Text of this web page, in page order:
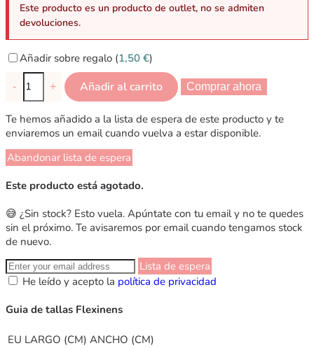
Este producto es un producto de outlet, no se admiten
devoluciones.
Añadir sobre regalo (1,50 €)
- + Añadir al carrito Comprar ahora
Te hemos añadido a la lista de espera de este producto y te
enviaremos un email cuando vuelva a estar disponible.
Abandonar lista de espera
Este producto está agotado.
😅 ¿Sin stock? Esto vuela. Apúntate con tu email y no te quedes
sin el próximo. Te avisaremos por email cuando tengamos stock
de nuevo.
Lista de espera
He leído y acepto la política de privacidad
Guia de tallas Flexinens
EU LARGO (CM) ANCHO (CM)